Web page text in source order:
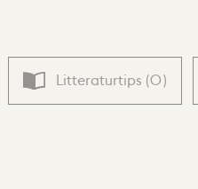
Litteraturtips (0)